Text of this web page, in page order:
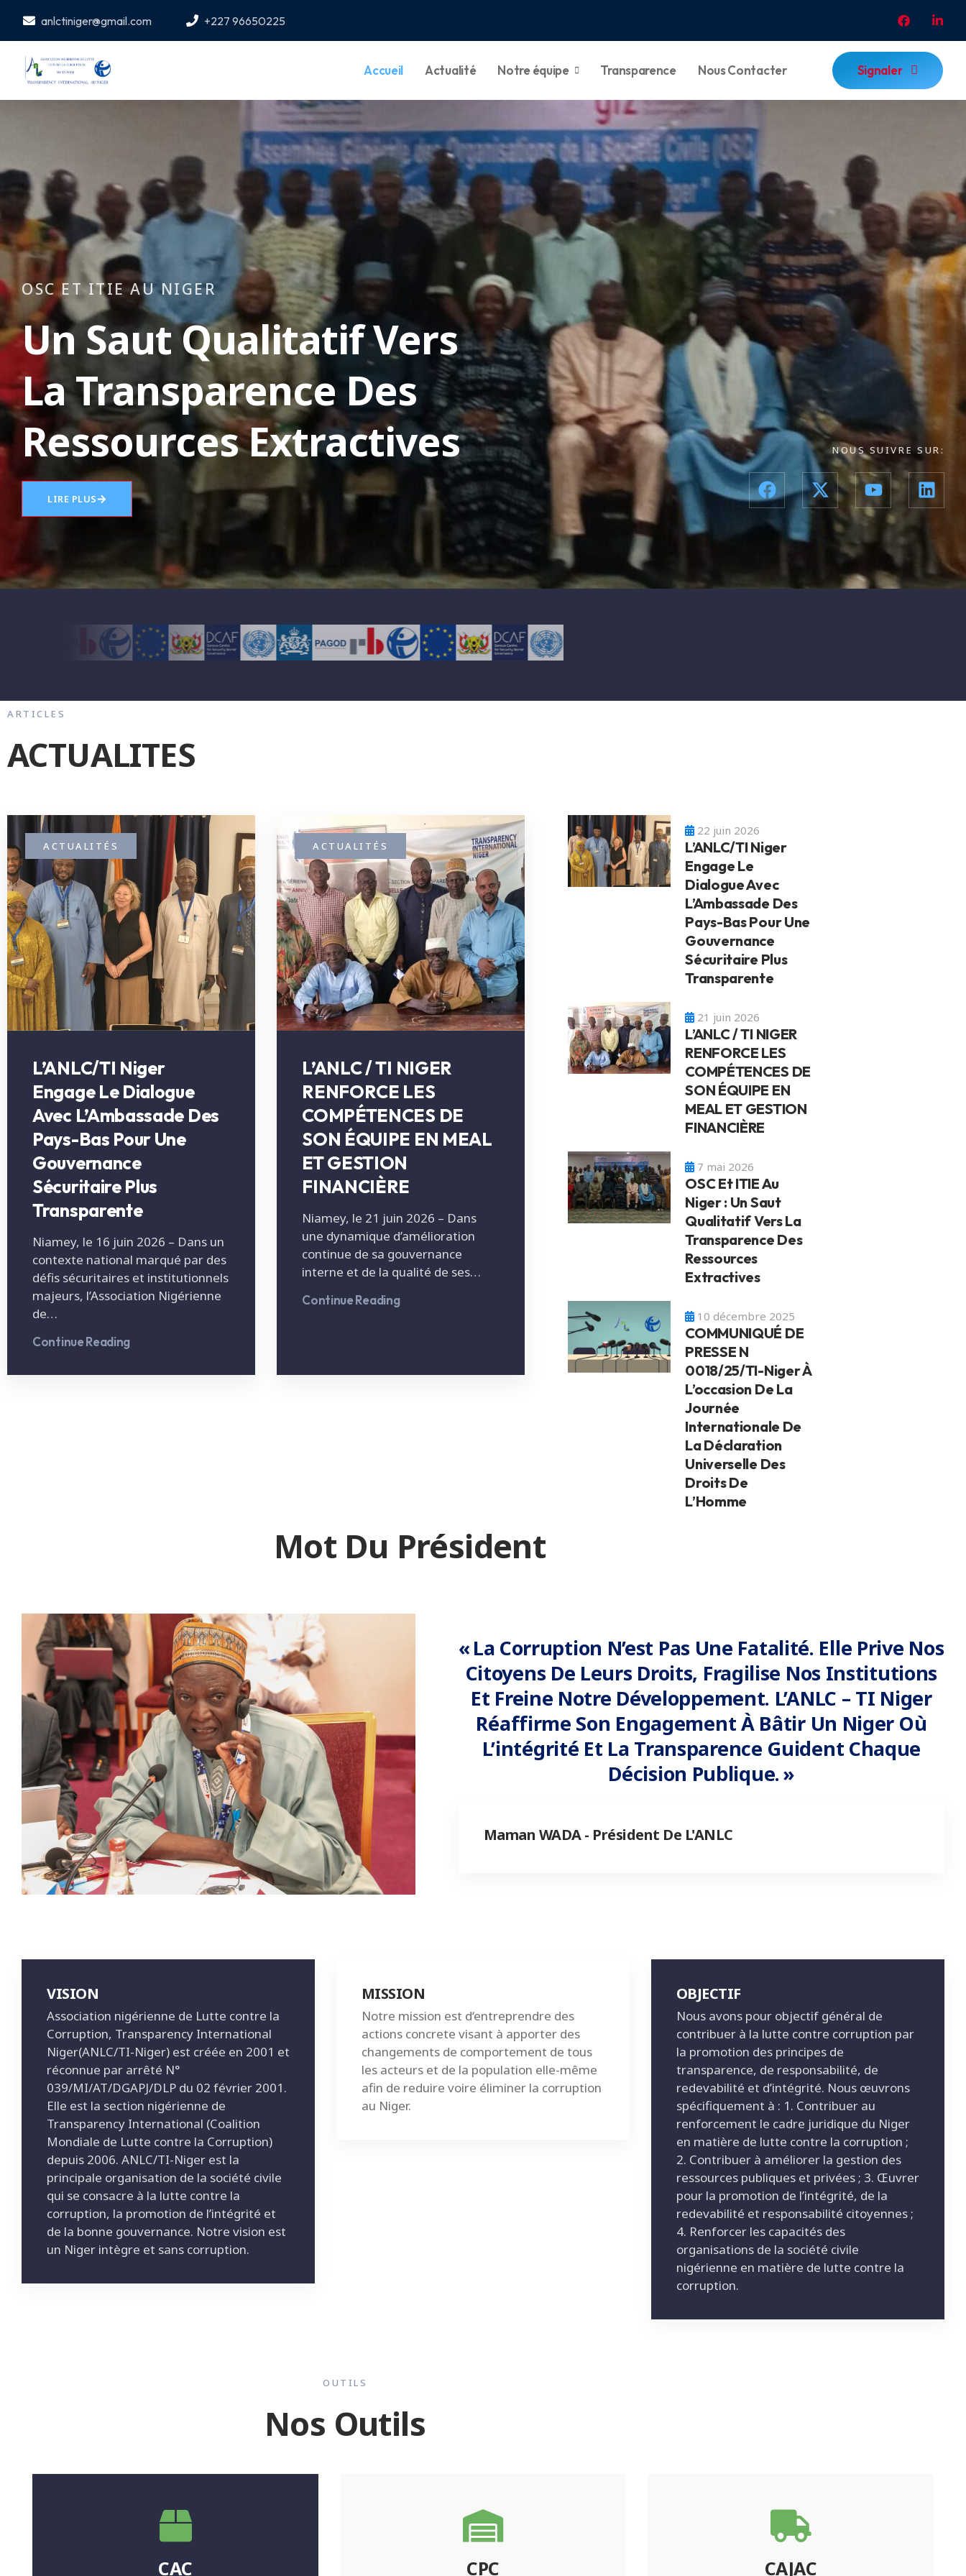
anlctiniger@gmail.com +227 96650225
Accueil Actualité Notre équipe Transparence Nous Contacter
Signaler
Signaler
OSC ET ITIE AU NIGER
Un Saut Qualitatif Vers
La Transparence Des
Ressources Extractives
LIRE PLUS
NOUS SUIVRE SUR:
ARTICLES
ACTUALITES
ACTUALITÉS
L’ANLC/TI Niger
Engage Le Dialogue
Avec L’Ambassade Des
Pays-Bas Pour Une
Gouvernance
Sécuritaire Plus
Transparente
Niamey, le 16 juin 2026 – Dans un
contexte national marqué par des
défis sécuritaires et institutionnels
majeurs, l’Association Nigérienne
de…
Continue Reading
ACTUALITÉS
L’ANLC / TI NIGER
RENFORCE LES
COMPÉTENCES DE
SON ÉQUIPE EN MEAL
ET GESTION
FINANCIÈRE
Niamey, le 21 juin 2026 – Dans
une dynamique d’amélioration
continue de sa gouvernance
interne et de la qualité de ses…
Continue Reading
22 juin 2026
L’ANLC/TI Niger
Engage Le
Dialogue Avec
L’Ambassade Des
Pays-Bas Pour Une
Gouvernance
Sécuritaire Plus
Transparente
21 juin 2026
L’ANLC / TI NIGER
RENFORCE LES
COMPÉTENCES DE
SON ÉQUIPE EN
MEAL ET GESTION
FINANCIÈRE
7 mai 2026
OSC Et ITIE Au
Niger : Un Saut
Qualitatif Vers La
Transparence Des
Ressources
Extractives
10 décembre 2025
COMMUNIQUÉ DE
PRESSE N
0018/25/TI-Niger À
L’occasion De La
Journée
Internationale De
La Déclaration
Universelle Des
Droits De
L’Homme
Mot Du Président
« La Corruption N’est Pas Une Fatalité. Elle Prive Nos
Citoyens De Leurs Droits, Fragilise Nos Institutions
Et Freine Notre Développement. L’ANLC – TI Niger
Réaffirme Son Engagement À Bâtir Un Niger Où
L’intégrité Et La Transparence Guident Chaque
Décision Publique. »
Maman WADA - Président De L'ANLC
VISION
Association nigérienne de Lutte contre la
Corruption, Transparency International
Niger(ANLC/TI-Niger) est créée en 2001 et
réconnue par arrêté N°
039/MI/AT/DGAPJ/DLP du 02 février 2001.
Elle est la section nigérienne de
Transparency International (Coalition
Mondiale de Lutte contre la Corruption)
depuis 2006. ANLC/TI-Niger est la
principale organisation de la société civile
qui se consacre à la lutte contre la
corruption, la promotion de l’intégrité et
de la bonne gouvernance. Notre vision est
un Niger intègre et sans corruption.
MISSION
Notre mission est d‘entreprendre des
actions concrete visant à apporter des
changements de comportement de tous
les acteurs et de la population elle-même
afin de reduire voire éliminer la corruption
au Niger.
OBJECTIF
Nous avons pour objectif général de
contribuer à la lutte contre corruption par
la promotion des principes de
transparence, de responsabilité, de
redevabilité et d’intégrité. Nous œuvrons
spécifiquement à : 1. Contribuer au
renforcement le cadre juridique du Niger
en matière de lutte contre la corruption ;
2. Contribuer à améliorer la gestion des
ressources publiques et privées ; 3. Œuvrer
pour la promotion de l’intégrité, de la
redevabilité et responsabilité citoyennes ;
4. Renforcer les capacités des
organisations de la société civile
nigérienne en matière de lutte contre la
corruption.
OUTILS
Nos Outils
CAC CPC CAJAC